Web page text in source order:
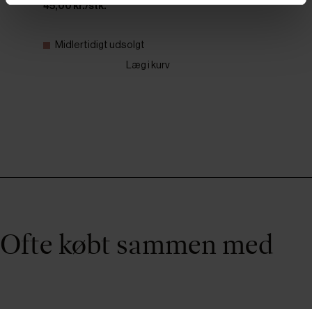
45,00 kr./stk.
Midlertidigt udsolgt
Læg i kurv
Ofte købt sammen med